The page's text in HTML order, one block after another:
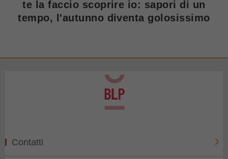
te la faccio scoprire io: sapori di un
tempo, l'autunno diventa golosissimo
Contatti